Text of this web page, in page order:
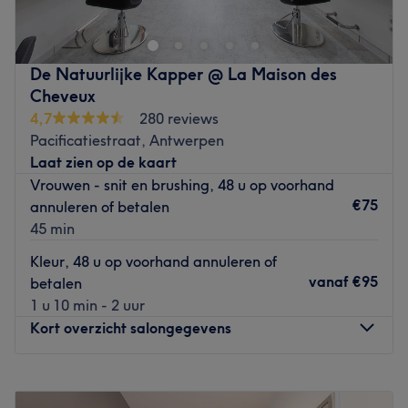
om haar focus op het bieden van een uitstekende
klantenservice en de kwaliteit van haar werk.
Dichtstbijzijnde openbaar vervoer:
De salon is gelegen bij de halte Antwerpen J. De Voslei.
Het team:
Elite Beauty Dames Kapsalon heeft een klein team dat
zorgt voor de klanten. Het professionele en toegewijde
team zet zich in om ervoor te zorgen dat elke klant zich
speciaal voelt en het salon met een tevreden gevoel
verlaat.
Wat we leuk vinden aan de salon
Sfeer: gezellig & verzorgd
Gespecialiseerd in: haarbehandelingen
De extra’s: makkelijk te bereiken met het openbaar
De Natuurlijke Kapper @ La Maison des
Cheveux
4,7
280 reviews
Pacificatiestraat, Antwerpen
Laat zien op de kaart
Vrouwen - snit en brushing, 48 u op voorhand
annuleren of betalen
45 min
€75
Kleur, 48 u op voorhand annuleren of
betalen
1 u 10 min - 2 uur
vanaf €95
Kort overzicht salongegevens
17:00